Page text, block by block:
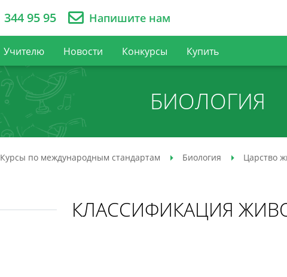
344 95 95 Напишите нам
Учителю Новости Конкурсы Купить
БИОЛОГИЯ
Курсы по международным стандартам Биология Царство
КЛАССИФИКАЦИЯ